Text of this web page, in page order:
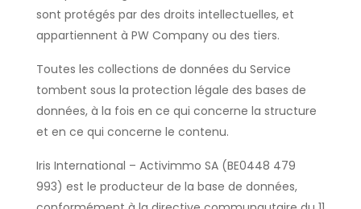
sont protégés par des droits intellectuelles, et
appartiennent à PW Company ou des tiers.
Toutes les collections de données du Service
tombent sous la protection légale des bases de
données, à la fois en ce qui concerne la structure
et en ce qui concerne le contenu.
Iris International – Activimmo SA (BE0448 479
993) est le producteur de la base de données,